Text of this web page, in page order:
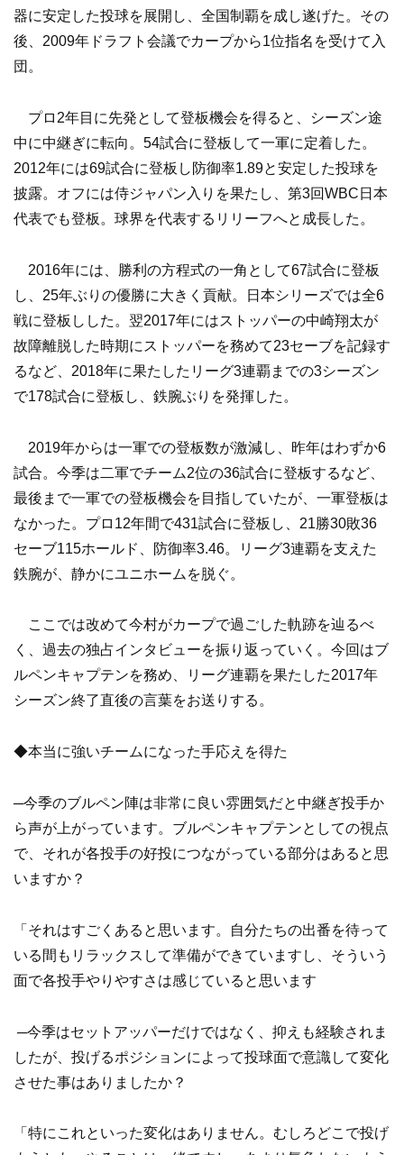
器に安定した投球を展開し、全国制覇を成し遂げた。その
後、2009年ドラフト会議でカープから1位指名を受けて入
団。
プロ2年目に先発として登板機会を得ると、シーズン途
中に中継ぎに転向。54試合に登板して一軍に定着した。
2012年には69試合に登板し防御率1.89と安定した投球を
披露。オフには侍ジャパン入りを果たし、第3回WBC日本
代表でも登板。球界を代表するリリーフへと成長した。
2016年には、勝利の方程式の一角として67試合に登板
し、25年ぶりの優勝に大きく貢献。日本シリーズでは全6
戦に登板しした。翌2017年にはストッパーの中崎翔太が
故障離脱した時期にストッパーを務めて23セーブを記録す
るなど、2018年に果たしたリーグ3連覇までの3シーズン
で178試合に登板し、鉄腕ぶりを発揮した。
2019年からは一軍での登板数が激減し、昨年はわずか6
試合。今季は二軍でチーム2位の36試合に登板するなど、
最後まで一軍での登板機会を目指していたが、一軍登板は
なかった。プロ12年間で431試合に登板し、21勝30敗36
セーブ115ホールド、防御率3.46。リーグ3連覇を支えた
鉄腕が、静かにユニホームを脱ぐ。
ここでは改めて今村がカープで過ごした軌跡を辿るべ
く、過去の独占インタビューを振り返っていく。今回はブ
ルペンキャプテンを務め、リーグ連覇を果たした2017年
シーズン終了直後の言葉をお送りする。
◆本当に強いチームになった手応えを得た
─今季のブルペン陣は非常に良い雰囲気だと中継ぎ投手か
ら声が上がっています。ブルペンキャプテンとしての視点
で、それが各投手の好投につながっている部分はあると思
いますか？
「それはすごくあると思います。自分たちの出番を待って
いる間もリラックスして準備ができていますし、そういう
面で各投手やりやすさは感じていると思います
─今季はセットアッパーだけではなく、抑えも経験されま
したが、投げるポジションによって投球面で意識して変化
させた事はありましたか？
「特にこれといった変化はありません。むしろどこで投げ